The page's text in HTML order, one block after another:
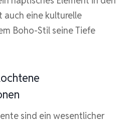
auch eine kulturelle
Boho-Stil seine Tiefe
sind ein wesentlicher